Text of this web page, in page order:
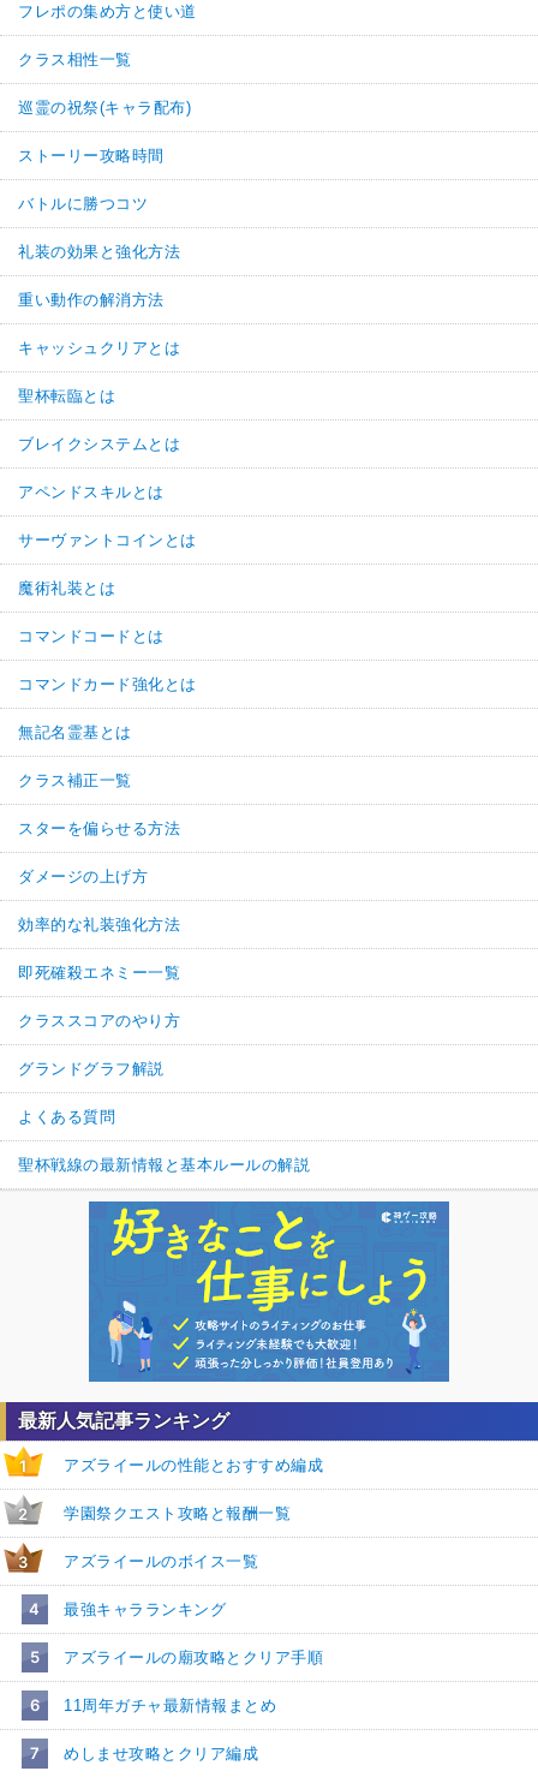
最新人気記事ランキング
1 アズライールの性能とおすすめ編成
2 学園祭クエスト攻略と報酬一覧
3 アズライールのボイス一覧
4 最強キャラランキング
5 アズライールの廟攻略とクリア手順
6 11周年ガチャ最新情報まとめ
7 めしませ攻略とクリア編成
フレポの集め方と使い道
クラス相性一覧
巡霊の祝祭(キャラ配布)
ストーリー攻略時間
バトルに勝つコツ
礼装の効果と強化方法
重い動作の解消方法
キャッシュクリアとは
聖杯転臨とは
ブレイクシステムとは
アペンドスキルとは
サーヴァントコインとは
魔術礼装とは
コマンドコードとは
コマンドカード強化とは
無記名霊基とは
クラス補正一覧
スターを偏らせる方法
ダメージの上げ方
効率的な礼装強化方法
即死確殺エネミー一覧
クラススコアのやり方
グランドグラフ解説
よくある質問
聖杯戦線の最新情報と基本ルールの解説